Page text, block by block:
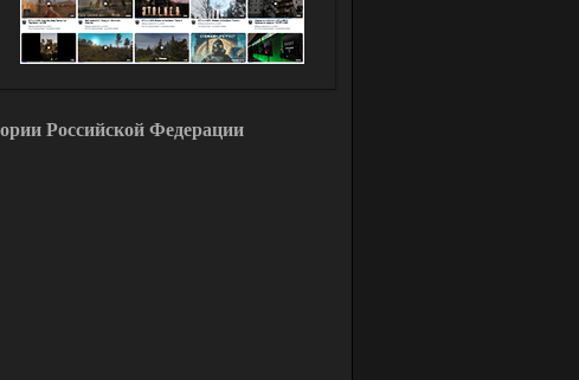
Российской Федерации